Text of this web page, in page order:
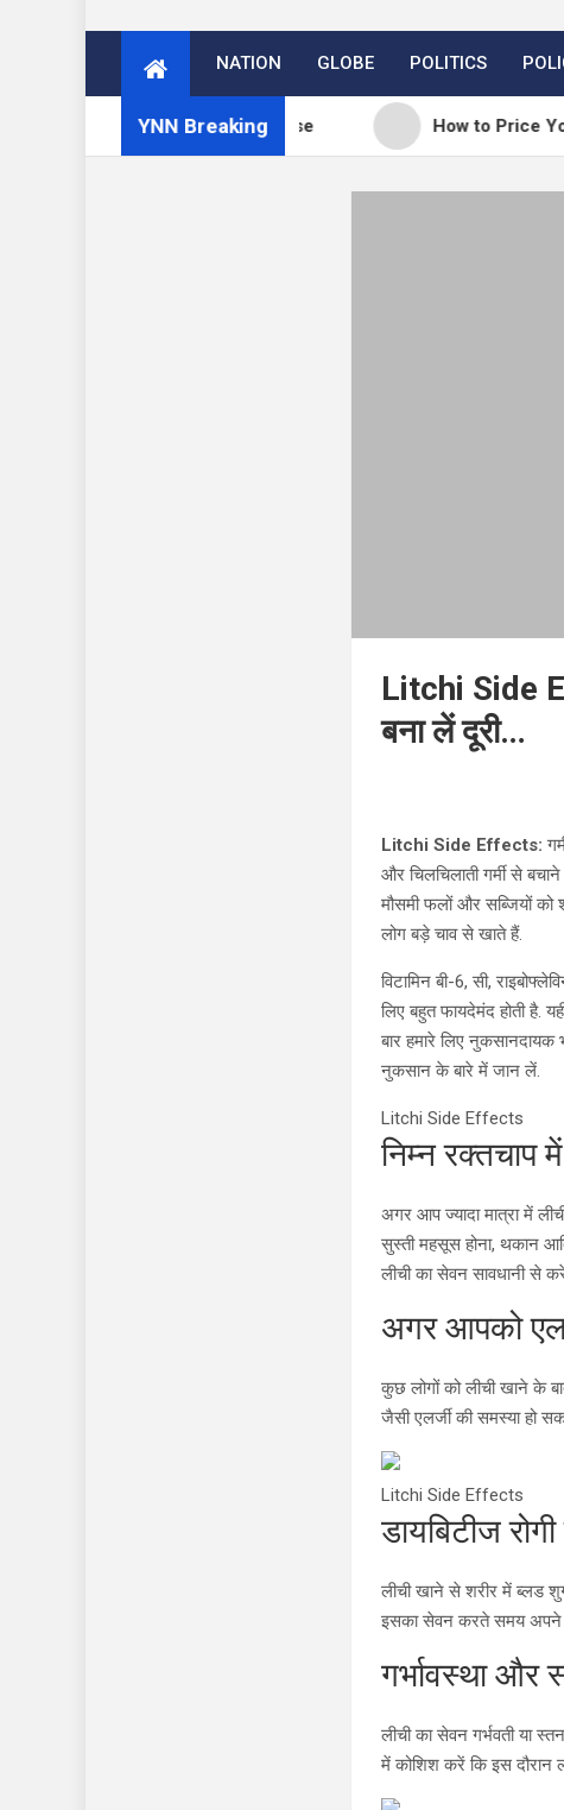
NATION GLOBE POLITICS
YNN Breaking
WordPress 7.0.3 release How to Price Your
Litchi Side
बना लें दूरी…
Litchi Side Effects:
और चिलचिलाती गर्मी से
मौसमी फलों और सब्जियों को
लोग बड़े चाव से खाते हैं.
विटामिन बी-6, सी,
लिए बहुत फायदेमंद होती है.
बार हमारे लिए
नुकसान के बारे में जान लें.
Litchi Side Effects
निम्न रक्तचाप
अगर आप ज्यादा मात्रा में
सुस्ती महसूस होना, थकान
लीची का सेवन सावधानी से
अगर आपको
कुछ लोगों को लीची खाने के
जैसी एलर्जी की समस्या हो
Litchi Side Effects
डायबिटीज
लीची खाने से शरीर में ब्लड
इसका सेवन करते समय
गर्भावस्था और
लीची का सेवन गर्भवती या
में कोशिश करें कि इस दौरान